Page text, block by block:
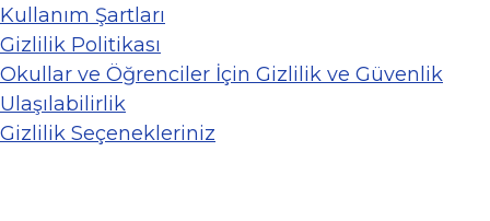
Kullanım Şartları
Gizlilik Politikası
Okullar ve Öğrenciler İçin Gizlilik ve Güvenlik
Ulaşılabilirlik
Gizlilik Seçenekleriniz